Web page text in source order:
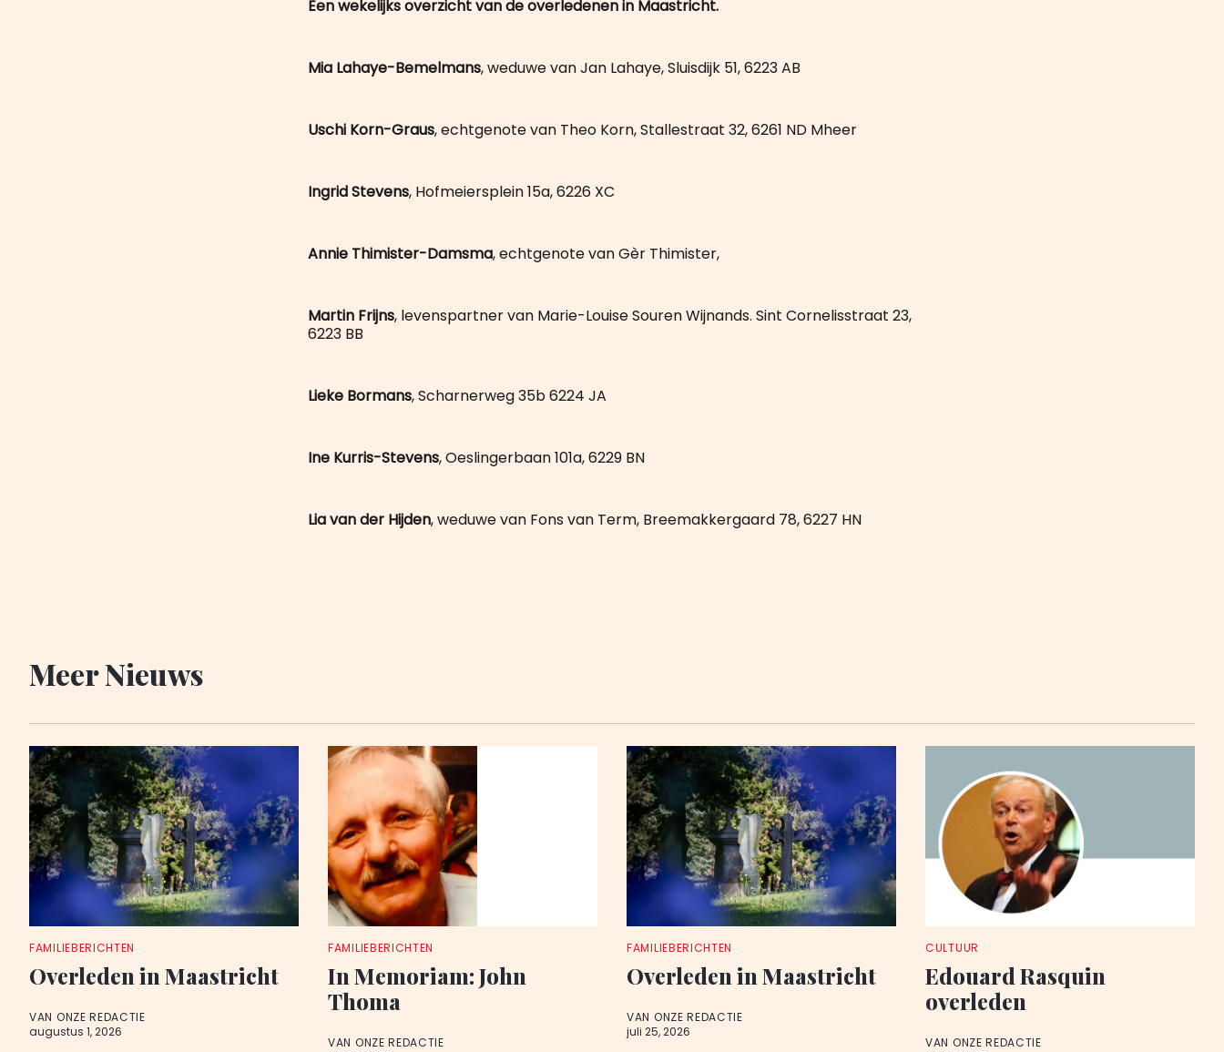
Een wekelijks overzicht van de overledenen in Maastricht.
Mia Lahaye-Bemelmans, weduwe van Jan Lahaye, Sluisdijk 51, 6223 AB
Uschi Korn-Graus, echtgenote van Theo Korn, Stallestraat 32, 6261 ND Mheer
Ingrid Stevens, Hofmeiersplein 15a, 6226 XC
Annie Thimister-Damsma, echtgenote van Gèr Thimister,
Martin Frijns, levenspartner van Marie-Louise Souren Wijnands. Sint Cornelisstraat 23,
6223 BB
Lieke Bormans, Scharnerweg 35b 6224 JA
Ine Kurris-Stevens, Oeslingerbaan 101a, 6229 BN
Lia van der Hijden, weduwe van Fons van Term, Breemakkergaard 78, 6227 HN
Meer Nieuws
FAMILIEBERICHTEN
Overleden in Maastricht
VAN ONZE REDACTIE
augustus 1, 2026
FAMILIEBERICHTEN
In Memoriam: John
Thoma
VAN ONZE REDACTIE
FAMILIEBERICHTEN
Overleden in Maastricht
VAN ONZE REDACTIE
juli 25, 2026
CULTUUR
Edouard Rasquin
overleden
VAN ONZE REDACTIE